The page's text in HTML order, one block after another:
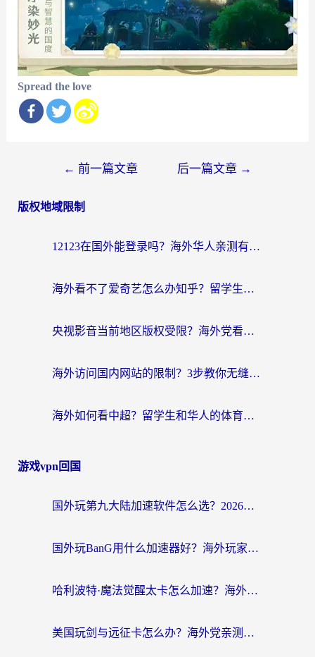
Spread the love
导
← 前一篇文章 后一篇文章 →
版权地域限制
12123在国外能登录吗？海外华人亲测有效的回国加速器选择指南
海外看不了爱奇艺怎么办知乎？留学生亲测有效的回国加速方案
央视影音当前地区版权受限？海外党看国内剧、追电视台的终极解决方案
海外访问国内网站的限制？3步教你无缝解锁国内资源（附实测最优工具）
海外如何看中超？留学生和华人的体育赛事观看终极指南（附欧洲杯奥运会观看技巧）
游戏vpn回国
国外玩第九大陆加速软件怎么选？2026终极指南帮你告别延迟卡顿
国外玩BanG用什么加速器好？海外玩家亲测的国服游戏加速终极方案
哈利波特·魔法觉醒太卡怎么加速？海外党亲测有效的国服游戏加速指南
美国玩剑与远征卡怎么办？海外党亲测有效的国服游戏加速指南